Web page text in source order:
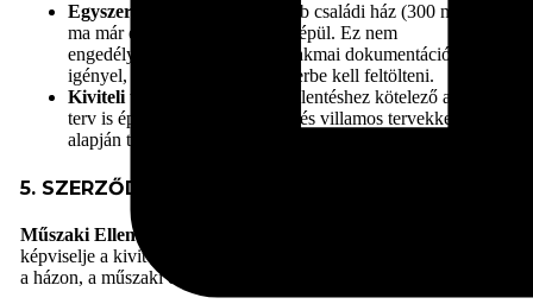
Egyszerű bejelentés:
A legtöbb családi ház (300 m2-ig)
ma már egyszerű bejelentéssel épül. Ez nem
engedélyköteles, de szigorú szakmai dokumentációt
igényel, amit az ÉTDR rendszerbe kell feltölteni.
Kiviteli terv:
Az egyszerű bejelentéshez kötelező a kiviteli
terv is építész, statikus, gépész és villamos tervekkel. Ez
alapján tudsz pontos árajánlatot kérni a kivitelezőktől.
5. SZERZŐDÉSKÖTÉS ÉS AZ E-NAPLÓ
Műszaki Ellenőr:
képviselje a kivitelezővel szemben. Ha több vállalkozó dolgozik
a házon, a műszaki ellenőr tartása kötelező is lehet.